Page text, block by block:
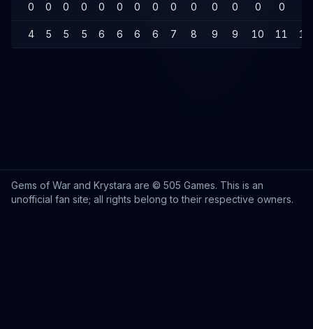
0 0 0 0 0 0 0 0 0 0 0 0 0 0
4 5 5 5 6 6 6 6 7 8 9 9 10 11 11
Gems of War and Krystara are © 505 Games. This is an
unofficial fan site; all rights belong to their respective owners.